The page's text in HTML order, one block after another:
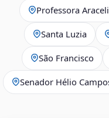
Professora
Santa Luzia
São Francisco
Senador Hélio